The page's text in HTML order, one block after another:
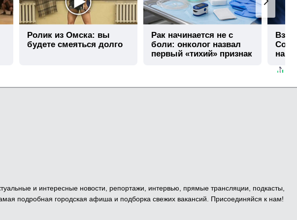
Ролик из Омска: вы
будете смеяться долго
Рак начинается не с
боли: онколог назвал
первый «тихий» признак
и интересные новости, репортажи, интервью, прямые трансляции, подкасты,
подробная городская афиша и подборка свежих вакансий. Присоединяйся к нам!